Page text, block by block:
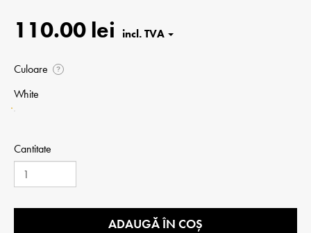
110.00 lei
Culoare ?
White
Cantitate
ADAUGĂ ÎN COȘ